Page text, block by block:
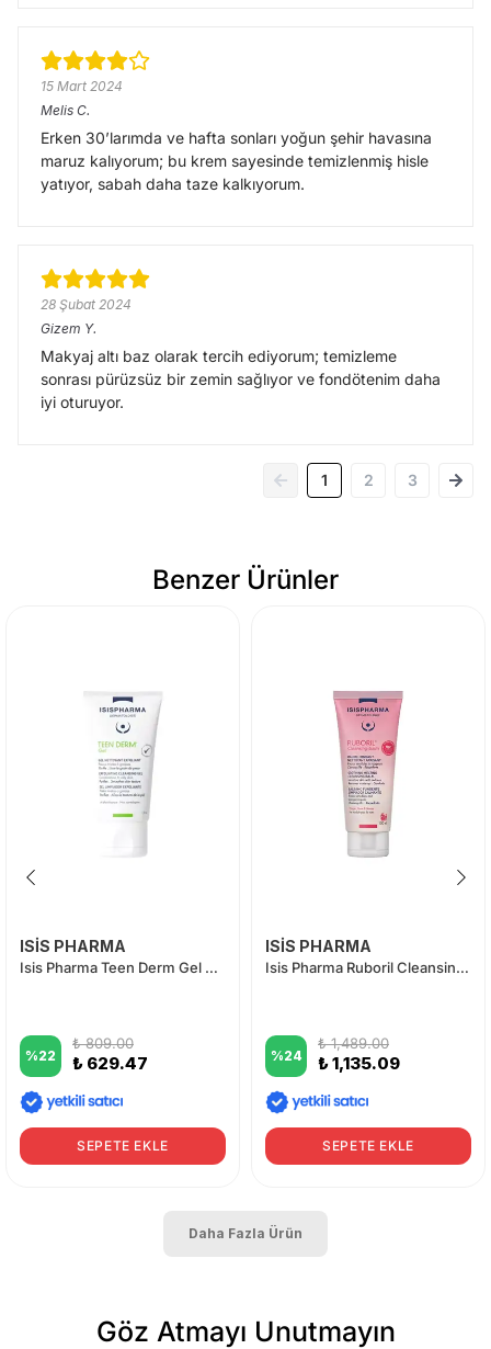
15 Mart 2024
Melis C.
Erken 30’larımda ve hafta sonları yoğun şehir havasına
maruz kalıyorum; bu krem sayesinde temizlenmiş hisle
yatıyor, sabah daha taze kalkıyorum.
28 Şubat 2024
Gizem Y.
Makyaj altı baz olarak tercih ediyorum; temizleme
sonrası pürüzsüz bir zemin sağlıyor ve fondötenim daha
iyi oturuyor.
1 2 3
Benzer Ürünler
ISİS PHARMA
Isis Pharma Teen Derm Gel Nettoyant Exfoliant 150 ml
%22
₺ 809.00
₺ 629.47
SEPETE EKLE
ISİS PHARMA
Isis Pharma Ruboril Cleansing Balm 100 ml
%24
₺ 1,489.00
₺ 1,135.09
SEPETE EKLE
Daha Fazla Ürün
Göz Atmayı Unutmayın